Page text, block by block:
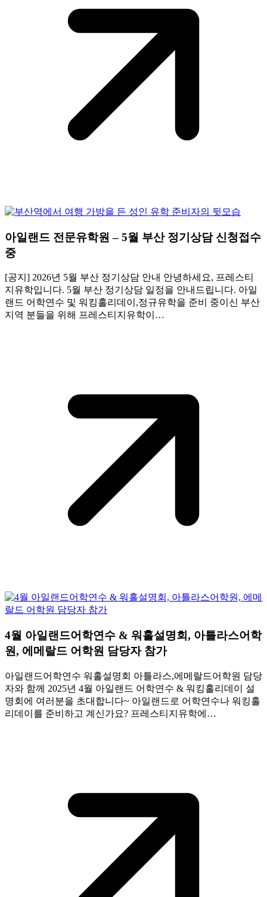
아일랜드 전문유학원 – 5월 부산 정기상담 신청접수
중
[공지] 2026년 5월 부산 정기상담 안내 안녕하세요, 프레스티
지유학입니다. 5월 부산 정기상담 일정을 안내드립니다. 아일
랜드 어학연수 및 워킹홀리데이,정규유학을 준비 중이신 부산
지역 분들을 위해 프레스티지유학이…
4월 아일랜드어학연수 & 워홀설명회, 아틀라스어학
원, 에메랄드 어학원 담당자 참가
아일랜드어학연수 워홀설명회 아틀라스,에메랄드어학원 담당
자와 함께 2025년 4월 아일랜드 어학연수 & 워킹홀리데이 설
명회에 여러분을 초대합니다~ 아일랜드로 어학연수나 워킹홀
리데이를 준비하고 계신가요? 프레스티지유학에…